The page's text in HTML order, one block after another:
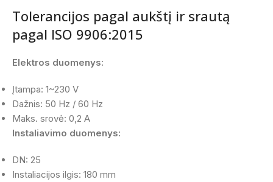
Tolerancijos pagal aukštį ir srautą
pagal ISO 9906:2015
Elektros duomenys:
Įtampa: 1~230 V
Dažnis: 50 Hz / 60 Hz
Maks. srovė: 0,2 A
Instaliavimo duomenys:
DN: 25
Instaliacijos ilgis: 180 mm